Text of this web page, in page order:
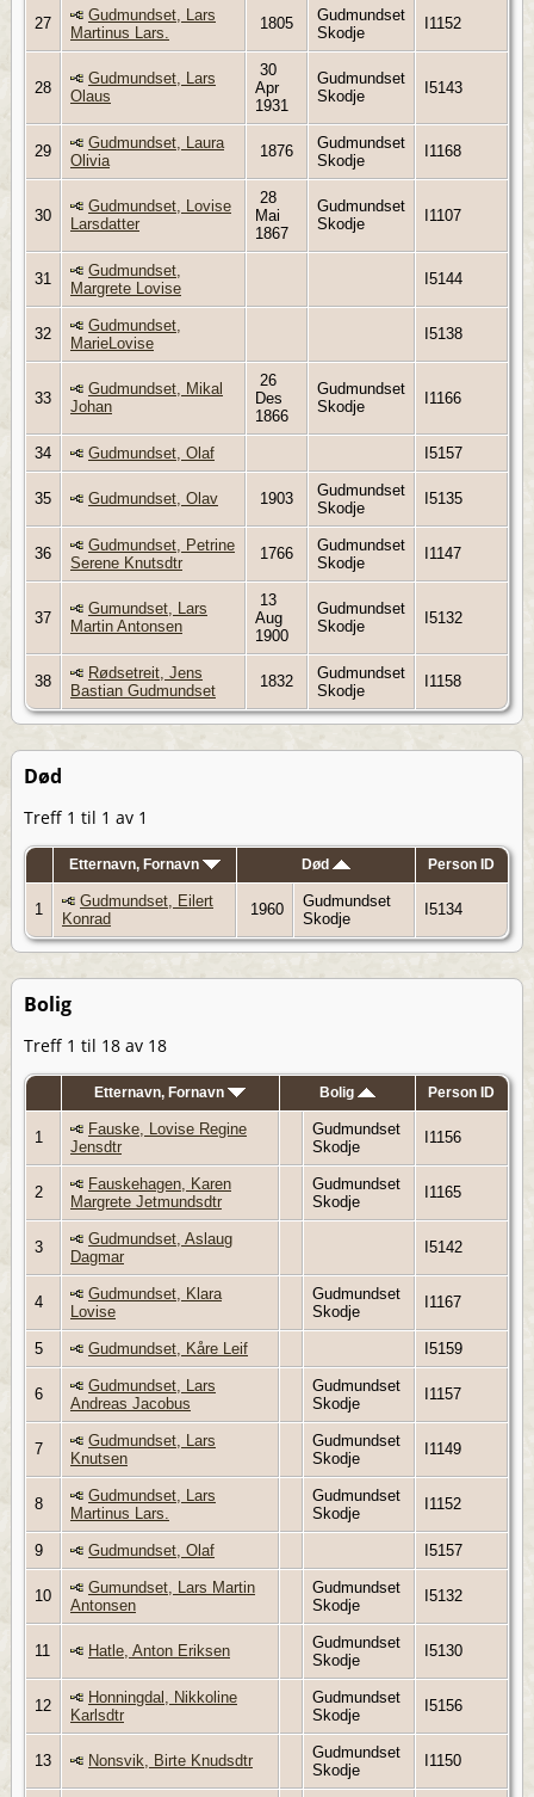
27
Gudmundset, Lars
Martinus Lars.
1805
Gudmundset
Skodje
I1152
28
Gudmundset, Lars
Olaus
30
Apr
1931
Gudmundset
Skodje
I5143
29
Gudmundset, Laura
Olivia
1876
Gudmundset
Skodje
I1168
30
Gudmundset, Lovise
Larsdatter
28
Mai
1867
Gudmundset
Skodje
I1107
31
Gudmundset,
Margrete Lovise
I5144
32
Gudmundset,
MarieLovise
I5138
33
Gudmundset, Mikal
Johan
26
Des
1866
Gudmundset
Skodje
I1166
34 Gudmundset, Olaf I5157
35 Gudmundset, Olav 1903
Gudmundset
Skodje
I5135
36
Gudmundset, Petrine
Serene Knutsdtr
1766
Gudmundset
Skodje
I1147
37
Gumundset, Lars
Martin Antonsen
13
Aug
1900
Gudmundset
Skodje
I5132
38
Rødsetreit, Jens
Bastian Gudmundset
1832
Gudmundset
Skodje
I1158
Død
Treff 1 til 1 av 1
Etternavn, Fornavn Død Person ID
1
Gudmundset, Eilert
Konrad
1960
Gudmundset
Skodje
I5134
Bolig
Treff 1 til 18 av 18
Etternavn, Fornavn Bolig Person ID
1
Fauske, Lovise Regine
Jensdtr
Gudmundset
Skodje
I1156
2
Fauskehagen, Karen
Margrete Jetmundsdtr
Gudmundset
Skodje
I1165
3
Gudmundset, Aslaug
Dagmar
I5142
4
Gudmundset, Klara
Lovise
Gudmundset
Skodje
I1167
5 Gudmundset, Kåre Leif I5159
6
Gudmundset, Lars
Andreas Jacobus
Gudmundset
Skodje
I1157
7
Gudmundset, Lars
Knutsen
Gudmundset
Skodje
I1149
8
Gudmundset, Lars
Martinus Lars.
Gudmundset
Skodje
I1152
9 Gudmundset, Olaf I5157
10
Gumundset, Lars Martin
Antonsen
Gudmundset
Skodje
I5132
11 Hatle, Anton Eriksen
Gudmundset
Skodje
I5130
12
Honningdal, Nikkoline
Karlsdtr
Gudmundset
Skodje
I5156
13 Nonsvik, Birte Knudsdtr
Gudmundset
Skodje
I1150